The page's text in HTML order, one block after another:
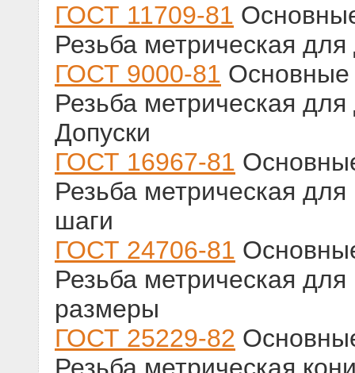
ГОСТ 11709-81
Резьба метрическая
ГОСТ 9000-81 Основные
Резьба метрическая
Допуски
ГОСТ 16967-81
Резьба метрическая
шаги
ГОСТ 24706-81
Резьба метрическая
размеры
ГОСТ 25229-82